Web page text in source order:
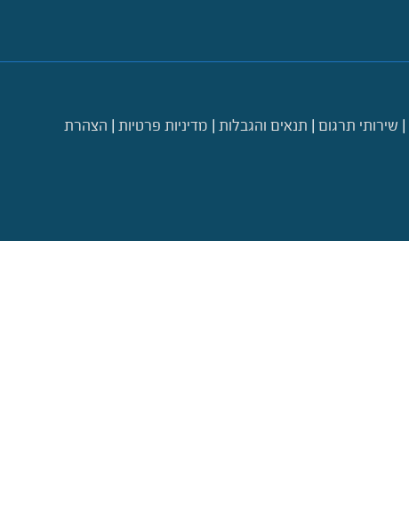
שירותי תרגום תנאים והגבלות מדיניות פרטיות
הצהרת